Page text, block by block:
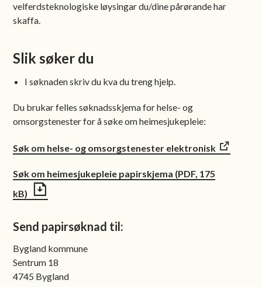
velferdsteknologiske løysingar du/dine pårørande har
skaffa.
Slik søker du
I søknaden skriv du kva du treng hjelp.
Du brukar felles søknadsskjema for helse- og
omsorgstenester for å søke om heimesjukepleie:
Søk om helse- og omsorgstenester elektronisk
Søk om heimesjukepleie papirskjema (PDF, 175
kB)
Send papirsøknad til:
Bygland kommune
Sentrum 18
4745 Bygland